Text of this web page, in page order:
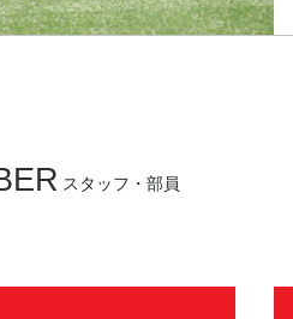
スタッフ・部員